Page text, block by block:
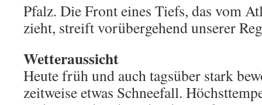
Pfalz. Die Front eines Tiefs, das vom
zieht, streift vorübergehend unserer
Wetteraussicht
Heute früh und auch tagsüber stark
zeitweise etwas Schneefall.